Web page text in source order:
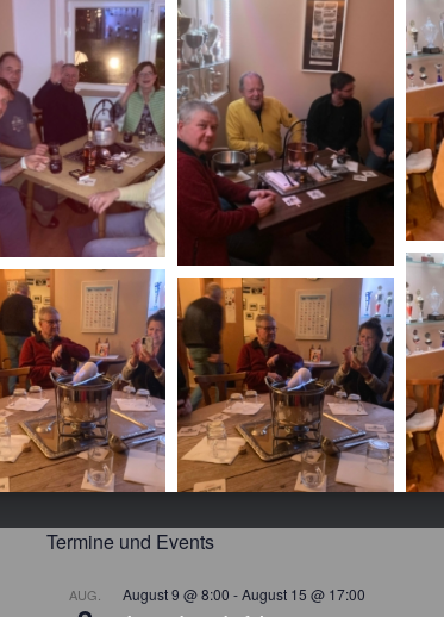
Termine und Events
AUG. August 9 @ 8:00 -August 15 @ 17:00